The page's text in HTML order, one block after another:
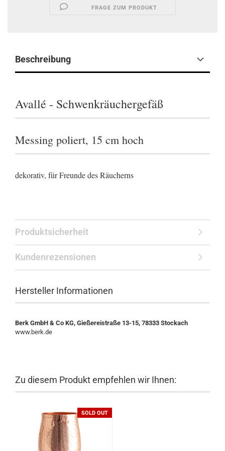
FRAGE ZUM PRODUKT
Beschreibung
Avallé - Schwenkräuchergefäß
Messing poliert, 15 cm hoch
dekorativ, für Freunde des Räucherns
Produktsicherheit
Kundenrezensionen
Hersteller Informationen
Berk GmbH & Co KG, Gießereistraße 13-15, 78333 Stockach
www.berk.de
Zu diesem Produkt empfehlen wir Ihnen:
SOLD OUT